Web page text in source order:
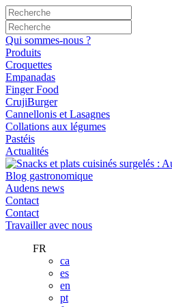
Qui sommes-nous ?
Produits
Croquettes
Empanadas
Finger Food
CrujiBurger
Cannellonis et Lasagnes
Collations aux légumes
Pastéis
Actualités
Blog gastronomique
Audens news
Contact
Contact
Travailler avec nous
FR
ca
es
en
pt